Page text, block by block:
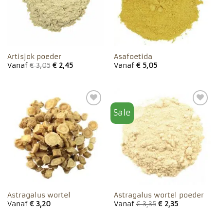
Artisjok poeder
Vanaf€3,05 €2,45
Asafoetida
Vanaf €5,05
Toevoegen
aan
favorieten
Astragalus wortel
Vanaf €3,20
Sale
Toevoegen
aan
favorieten
Astragalus wortel poeder
Vanaf€3,35 €2,35